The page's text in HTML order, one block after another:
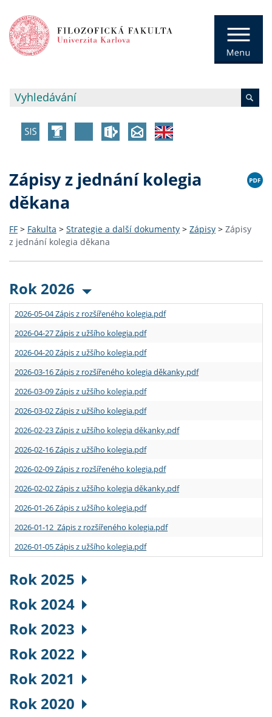
Zápisy z jednání kolegia
děkana
FF > Fakulta > Strategie a další dokumenty > Zápisy > Zápisy
z jednání kolegia děkana
Rok 2026
2026-05-04 Zápis z rozšířeného kolegia.pdf
2026-04-27 Zápis z užšího kolegia.pdf
2026-04-20 Zápis z užšího kolegia.pdf
2026-03-16 Zápis z rozšířeného kolegia děkanky.pdf
2026-03-09 Zápis z užšího kolegia.pdf
2026-03-02 Zápis z užšího kolegia.pdf
2026-02-23 Zápis z užšího kolegia děkanky.pdf
2026-02-16 Zápis z užšího kolegia.pdf
2026-02-09 Zápis z rozšířeného kolegia.pdf
2026-02-02 Zápis z užšího kolegia děkanky.pdf
2026-01-26 Zápis z užšího kolegia.pdf
2026-01-12 Zápis z rozšířeného kolegia.pdf
2026-01-05 Zápis z užšího kolegia.pdf
Rok 2025
Rok 2024
Rok 2023
Rok 2022
Rok 2021
Rok 2020